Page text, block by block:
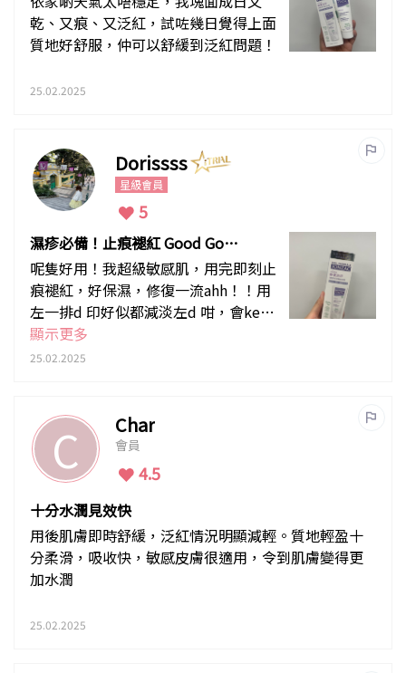
乾、又痕、又泛紅，試咗幾日覺得上面
質地好舒服，仲可以舒緩到泛紅問題！
25.02.2025
Dorissss
星級會員
5
濕疹必備！止痕褪紅 Good Goo
d
呢隻好用！我超級敏感肌，用完即刻止
痕褪紅，好保濕，修復一流ahh！！用
左一排d 印好似都減淡左d 咁，會keep
住回購！
顯示更多
25.02.2025
C Char
會員
4.5
十分水潤見效快
用後肌膚即時舒緩，泛紅情況明顯減輕。質地輕盈十
分柔滑，吸收快，敏感皮膚很適用，令到肌膚變得更
加水潤
25.02.2025